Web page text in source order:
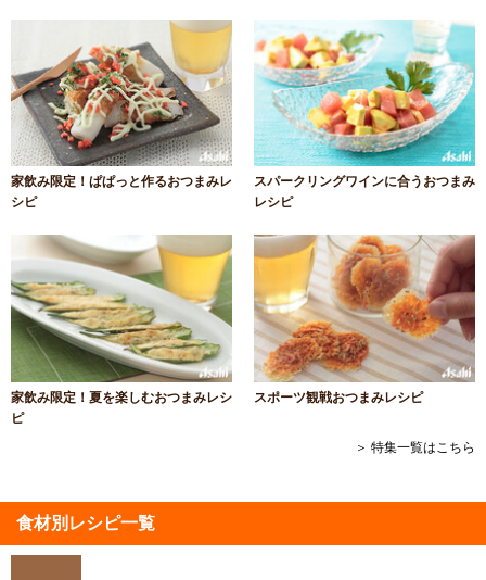
家飲み限定！ぱぱっと作るおつまみレ
シピ
スパークリングワインに合うおつまみ
レシピ
家飲み限定！夏を楽しむおつまみレシ
ピ
スポーツ観戦おつまみレシピ
＞ 特集一覧はこちら
食材別レシピ一覧